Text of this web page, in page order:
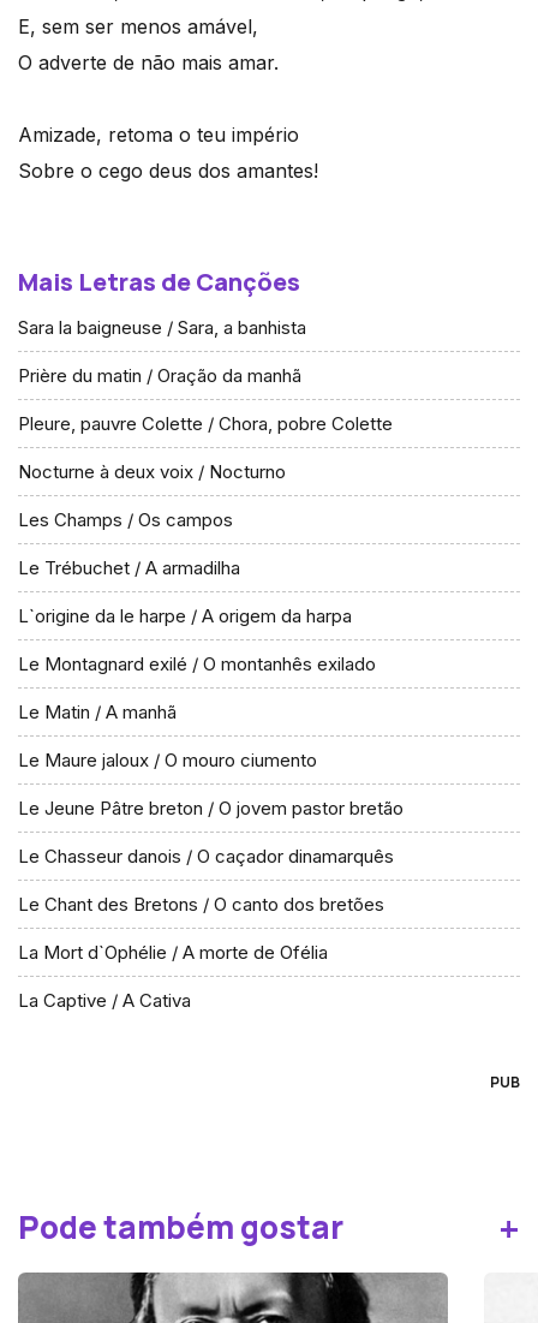
E, sem ser menos amável,
O adverte de não mais amar.
Amizade, retoma o teu império
Sobre o cego deus dos amantes!
Mais Letras de Canções
Sara la baigneuse / Sara, a banhista
Prière du matin / Oração da manhã
Pleure, pauvre Colette / Chora, pobre Colette
Nocturne à deux voix / Nocturno
Les Champs / Os campos
Le Trébuchet / A armadilha
L`origine da le harpe / A origem da harpa
Le Montagnard exilé / O montanhês exilado
Le Matin / A manhã
Le Maure jaloux / O mouro ciumento
Le Jeune Pâtre breton / O jovem pastor bretão
Le Chasseur danois / O caçador dinamarquês
Le Chant des Bretons / O canto dos bretões
La Mort d`Ophélie / A morte de Ofélia
La Captive / A Cativa
PUB
Pode também gostar +